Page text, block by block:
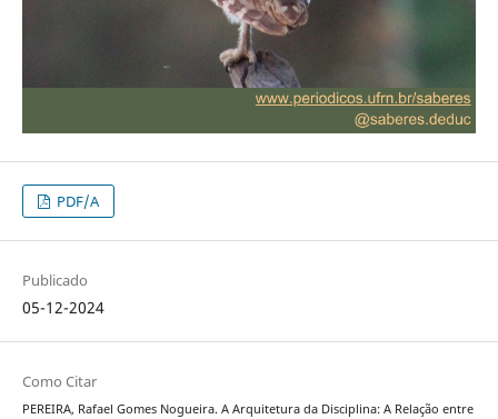
PDF/A
Publicado
05-12-2024
Como Citar
PEREIRA, Rafael Gomes Nogueira. A Arquitetura da Disciplina: A Relação entre